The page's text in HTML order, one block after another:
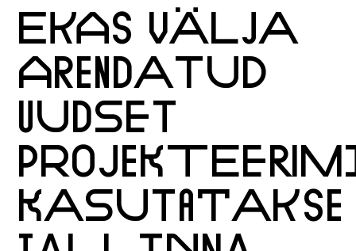
EKAS VÄLJA
ARENDATUD
UUDSET
KASUTATAKSE